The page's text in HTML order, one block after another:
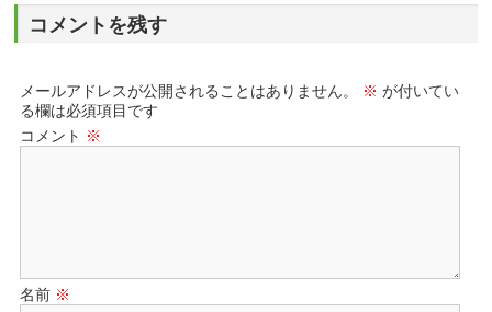
コメントを残す
メールアドレスが公開されることはありません。 ※ が付いてい
る欄は必須項目です
コメント ※
名前 ※